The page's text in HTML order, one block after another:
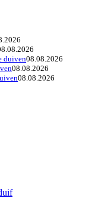
duiven08.08.2026
08.08.2026
08.08.2026